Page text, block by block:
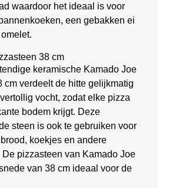
waardoor het ideaal is voor
een gebakken ei
38 cm
keramische Kamado Joe
cm verdeelt de hitte gelijkmatig
vocht, zodat elke pizza
bodem krijgt. Deze
steen is ook te gebruiken voor
koekjes en andere
pizzasteen van Kamado Joe
van 38 cm ideaal voor de